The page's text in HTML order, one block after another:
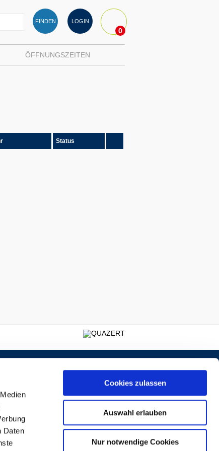
Daten
Cookies zulassen
Auswahl erlauben
Nur notwendige Cookies
ÖFFNUNGSZEITEN
0
LOGIN
FINDEN
Status
Mail:info@schiller-vhs.de
07141 144-2666
07141 144-59711